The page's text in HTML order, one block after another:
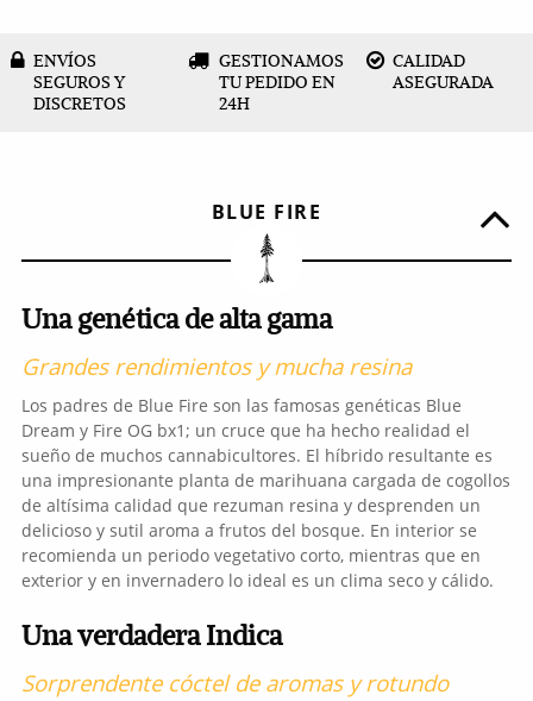
ENVÍOS
SEGUROS Y
DISCRETOS
GESTIONAMOS
TU PEDIDO EN
24H
CALIDAD
ASEGURADA
BLUE FIRE
Una genética de alta gama
Grandes rendimientos y mucha resina
Los padres de Blue Fire son las famosas genéticas Blue
Dream y Fire OG bx1; un cruce que ha hecho realidad el
sueño de muchos cannabicultores. El híbrido resultante es
una impresionante planta de marihuana cargada de cogollos
de altísima calidad que rezuman resina y desprenden un
delicioso y sutil aroma a frutos del bosque. En interior se
recomienda un periodo vegetativo corto, mientras que en
exterior y en invernadero lo ideal es un clima seco y cálido.
Una verdadera Indica
Sorprendente cóctel de aromas y rotundo